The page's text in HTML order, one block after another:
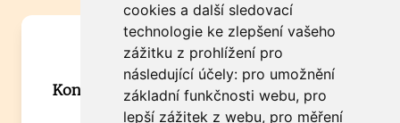
cookies a další sledovací
technologie ke zlepšení vašeho
zážitku z prohlížení pro
následující účely: pro umožnění
základní funkčnosti webu, pro
lepší zážitek z webu, pro měření
Máte zajímavou informaci? Chcete
spolupracovat?
Kontaktujte šéfredaktora Martina Chalupu:
chalupa@ctidoma.cz